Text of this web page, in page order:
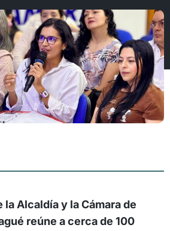
la Alcaldía y la Cámara de
reúne a cerca de 100